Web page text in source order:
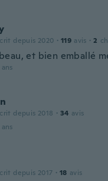
depuis 2020 · 119 avis · 2
et bien emballé
depuis 2018 · 34 avis
depuis 2017 · 18 avis